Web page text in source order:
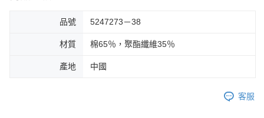
品號 5247273－38
材質 棉65％，聚酯纖維35％
產地 中國
客服